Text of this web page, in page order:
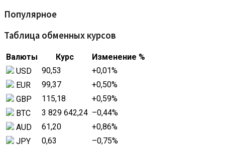
Популярное
Таблица обменных курсов
Валюты Курс
Изменение %
USD
90,53 +0,01%
EUR
99,37 +0,50%
GBP
115,18 +0,59%
BTC
3 829 642,24 –0,44%
AUD
61,20 +0,86%
JPY
0,63 –0,75%